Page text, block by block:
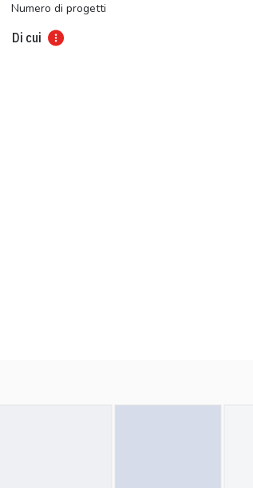
Numero di progetti
Di cui